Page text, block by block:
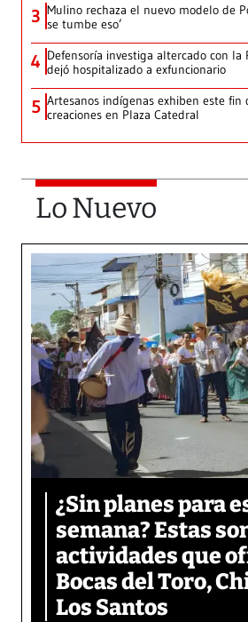
3 Mulino rechaza el nuevo modelo de
se tumbe eso’
4 Defensoría investiga altercado con la
dejó hospitalizado a exfuncionario
5 Artesanos indígenas exhiben este fin
creaciones en Plaza Catedral
Lo Nuevo
¿Sin planes para
semana? Estas
actividades que
Bocas del Toro,
Los Santos